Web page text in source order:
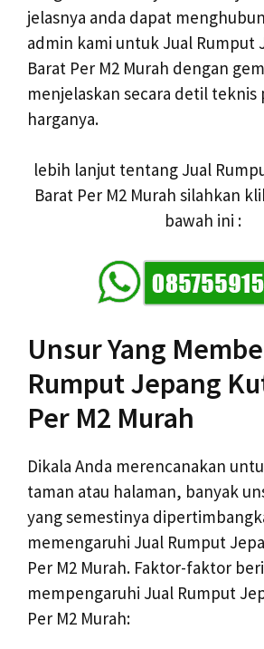
jelasnya anda dapat
admin kami untuk Jual Rumput
Barat Per M2 Murah dengan
menjelaskan secara detil teknis
harganya.
lebih lanjut tentang Jual
Barat Per M2 Murah silahkan
bawah ini :
Unsur Yang
Rumput Jepang
Per M2 Murah
Dikala Anda merencanakan
taman atau halaman, banyak
yang semestinya
memengaruhi Jual Rumput
Per M2 Murah. Faktor-faktor
mempengaruhi Jual Rumput
Per M2 Murah: